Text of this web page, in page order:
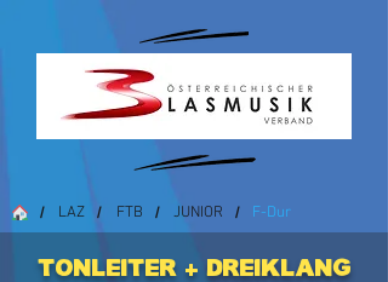
/ LAZ / FTB / JUNIOR / F-Dur
Tonleiter + Dreiklang